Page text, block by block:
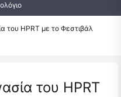
του HPRT με το Φεστιβάλ
του HPRT